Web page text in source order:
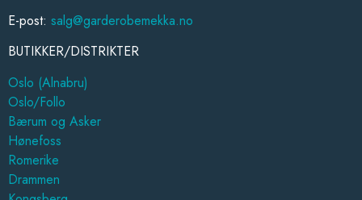
E-post: salg@garderobemekka.no
BUTIKKER/DISTRIKTER
Oslo (Alnabru)
Oslo/Follo
Bærum og Asker
Hønefoss
Romerike
Drammen